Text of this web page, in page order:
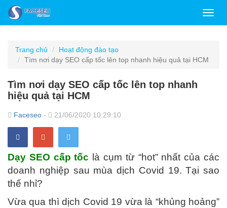
Trang chủ
Hoạt động đào tạo
Tìm nơi dạy SEO cấp tốc lên top nhanh hiệu quả tại HCM
Tìm nơi dạy SEO cấp tốc lên top nhanh
hiệu quả tại HCM
Faceseo - 21/06/2020 10:29:10
Dạy SEO cấp tốc là cụm từ “hot” nhất của các
doanh nghiệp sau mùa dịch Covid 19. Tại sao
thế nhỉ?
Vừa qua thì dịch Covid 19 vừa là “khủng hoảng”